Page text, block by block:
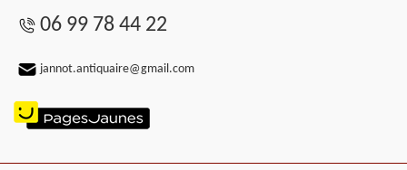
06 99 78 44 22
jannot.antiquaire@gmail.com